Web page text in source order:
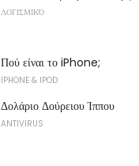
ΛΟΓΙΣΜΙΚΌ
Πού είναι το iPhone;
IPHONE & IPOD
Δολάριο Δούρειου Ίππου
ANTIVIRUS